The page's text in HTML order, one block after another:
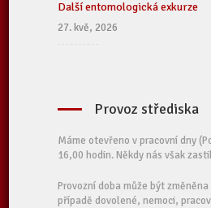
Další entomologická exkurze
27. kvě, 2026
Provoz střediska
Máme otevřeno v pracovní dny
16,00 hodin. Někdy nás však
Provozní doba může být
případě dovolené, nemoci,